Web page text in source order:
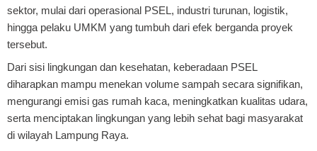
sektor, mulai dari operasional PSEL, industri turunan, logistik,
hingga pelaku UMKM yang tumbuh dari efek berganda proyek
tersebut.
Dari sisi lingkungan dan kesehatan, keberadaan PSEL
diharapkan mampu menekan volume sampah secara signifikan,
mengurangi emisi gas rumah kaca, meningkatkan kualitas udara,
serta menciptakan lingkungan yang lebih sehat bagi masyarakat
di wilayah Lampung Raya.